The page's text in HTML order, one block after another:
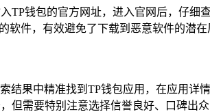
钱包的官方网址，进入官网后，仔细
件，有效避免了下载到恶意软件的潜在
结果中精准找到TP钱包应用，在应用详
需要特别注意选择信誉良好、口碑出